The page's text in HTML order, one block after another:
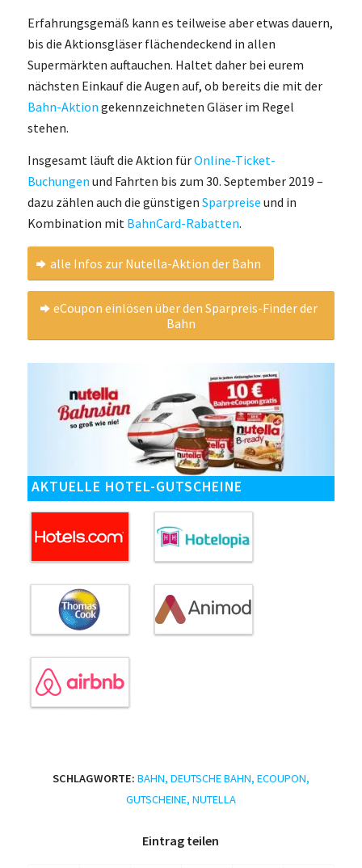
Erfahrungsgemäß kann es teilweise aber etwas dauern,
bis die Aktionsgläser flächendeckend in allen
Supermärkten auftauchen. Haltet daher bei eurem
nächsten Einkauf die Augen auf, ob bereits die mit der
Bahn-Aktion gekennzeichneten Gläser im Regel
stehen.
Insgesamt läuft die Aktion fürOnline-Ticket-
Buchungen und Fahrten bis zum 30. September 2019 –
dazu zählen auch die günstigen Sparpreise und in
Kombination mit BahnCard-Rabatten.
alle Infos zur Nutella-Aktion der Bahn
eCoupon einlösen über den Sparpreis-Finder der
Bahn
AKTUELLE HOTEL-GUTSCHEINE
SCHLAGWORTE: BAHN, DEUTSCHE BAHN, ECOUPON,
GUTSCHEINE, NUTELLA
Eintrag teilen